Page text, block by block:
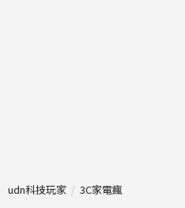
udn科技玩家 3C家電瘋